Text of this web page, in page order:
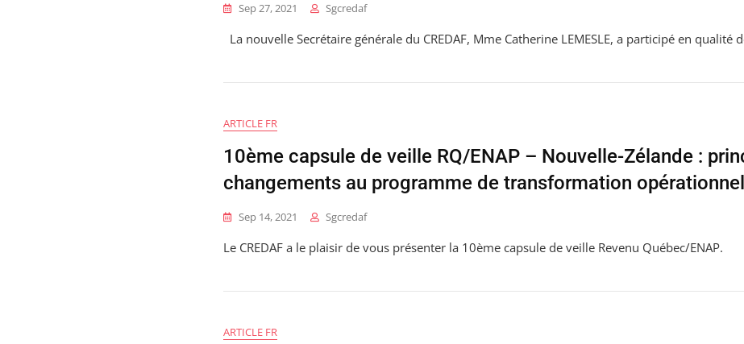
Sep 27, 2021 Sgcredaf
La nouvelle Secrétaire générale du CREDAF, Mme Catherine LEMESLE, a participé en qualité
ARTICLE FR
10ème capsule de veille RQ/ENAP – Nouvelle-Zélande :
changements au programme de transformation
Sep 14, 2021 Sgcredaf
Le CREDAF a le plaisir de vous présenter la 10ème capsule de veille Revenu Québec/ENAP.
ARTICLE FR